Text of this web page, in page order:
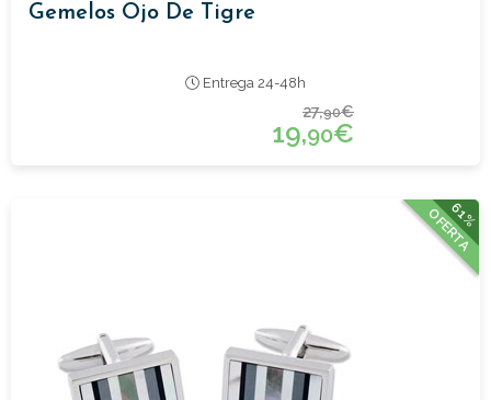
Gemelos Ojo De Tigre
Entrega 24-48h
27,90€
19,90€
61%
OFERTA